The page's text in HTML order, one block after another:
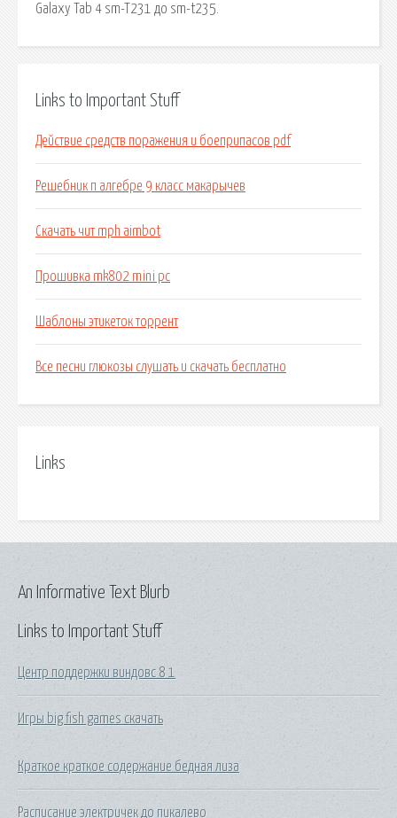
Galaxy Tab 4 sm-T231 до sm-t235.
Links to Important Stuff
Действие средств поражения и боеприпасов pdf
Решебник п алгебре 9 класс макарычев
Скачать чит mph aimbot
Прошивка mk802 mini pc
Шаблоны этикеток торрент
Все песни глюкозы слушать и скачать бесплатно
Links
Links to Important Stuff
Центр поддержки виндовс 8 1
Игры big fish games скачать
Краткое краткое содержание бедная лиза
Расписание электричек до пикалево
An Informative Text Blurb